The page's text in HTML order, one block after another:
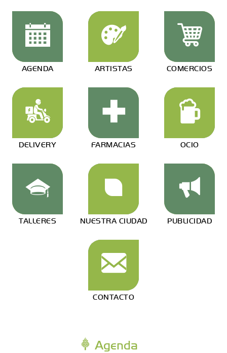
AGENDA ARTISTAS COMERCIOS
DELIVERY FARMACIAS OCIO
TALLERES NUESTRA CIUDAD PUBLICIDAD
CONTACTO
Agenda